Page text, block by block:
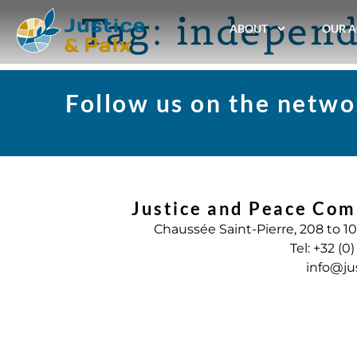
ABOUT OUR
Tag:
Follow us on the
Justice and Peace
Chaussée Saint-Pierre, 208 to
Tel: +32